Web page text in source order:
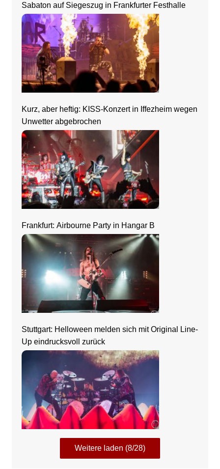
Sabaton auf Siegeszug in Frankfurter Festhalle
Kurz, aber heftig: KISS-Konzert in Iffezheim wegen
Unwetter abgebrochen
Frankfurt: Airbourne Party in Hangar B
Stuttgart: Helloween melden sich mit Original Line-
Up eindrucksvoll zurück
Weitere laden (8/28)